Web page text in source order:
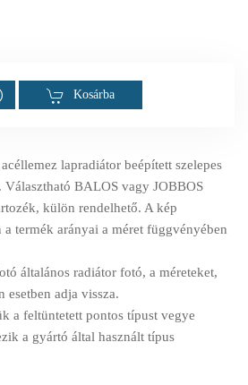
Kosárba
lapradiátor beépített szelepes
BALOS vagy JOBBOS
külön rendelhető. A kép
termék arányai a méret függvényében
általános radiátor fotó, a méreteket,
esetben adja vissza.
a feltüntetett pontos típust vegye
a gyártó által használt típus